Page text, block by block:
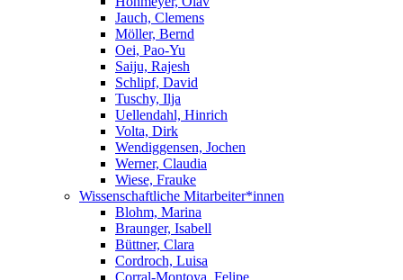
Jauch, Clemens
Möller, Bernd
Oei, Pao-Yu
Saiju, Rajesh
Schlipf, David
Tuschy, Ilja
Uellendahl, Hinrich
Volta, Dirk
Wendiggensen, Jochen
Werner, Claudia
Wiese, Frauke
Wissenschaftliche Mitarbeiter*innen
Blohm, Marina
Braunger, Isabell
Büttner, Clara
Cordroch, Luisa
Corral-Montoya, Felipe